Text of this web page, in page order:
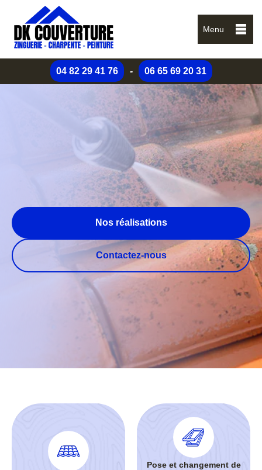
Menu
04 82 29 41 76 - 06 65 69 20 31
Nos réalisations
Contactez-nous
Pose et changement de